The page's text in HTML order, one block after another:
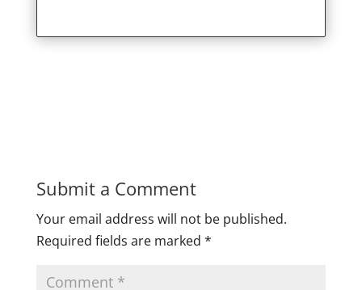
Submit a Comment
Your email address will not be published.
Required fields are marked *